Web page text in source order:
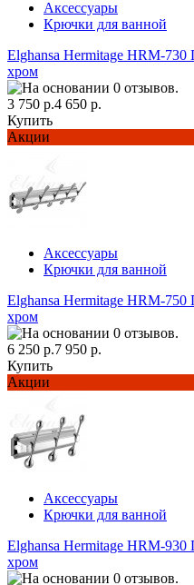
Аксессуары
Крючки для ванной
Elghansa Hermitage HRM-
хром
3 750 р.4 650 р.
Купить
Акции
Аксессуары
Крючки для ванной
Elghansa Hermitage HRM-
хром
6 250 р.7 950 р.
Купить
Акции
Аксессуары
Крючки для ванной
Elghansa Hermitage HRM-
хром